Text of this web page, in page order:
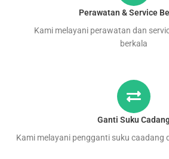
Perawatan & Service
Kami melayani perawatan dan
berkala
Ganti Suku
Kami melayani pengganti suku caadang